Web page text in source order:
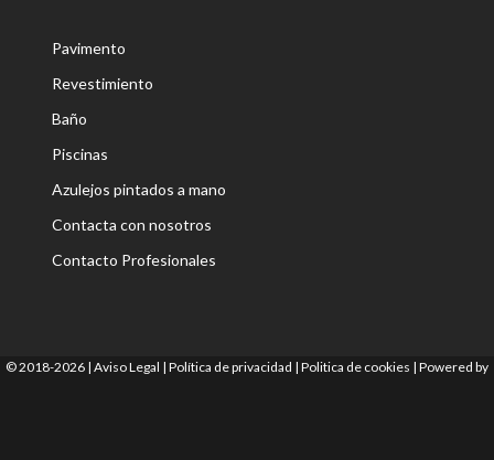
Pavimento
Revestimiento
Baño
Piscinas
Azulejos pintados a mano
Contacta con nosotros
Contacto Profesionales
© 2018-2026 | Aviso Legal | Política de privacidad | Politica de cookies | Powered by